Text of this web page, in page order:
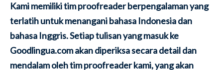
Kami memiliki tim proofreader berpengalaman yang
terlatih untuk menangani bahasa Indonesia dan
bahasa Inggris. Setiap tulisan yang masuk ke
Goodlingua.com akan diperiksa secara detail dan
mendalam oleh tim proofreader kami, yang akan